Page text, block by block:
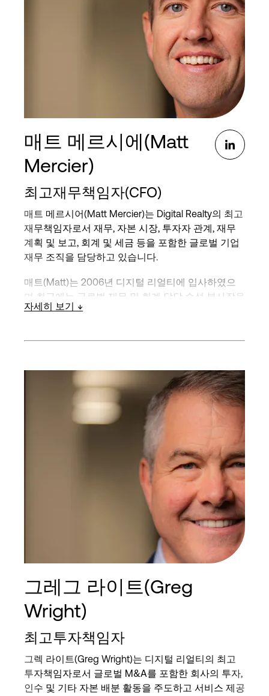
민간 자본 조달과 190억 달러 이상의 인수합병 거래
의 실행을 관리했습니다. 2004년 디지털 리얼티의
기업 공개에 자문을 제공한 수석 인수 팀의 일원이었
으며, 이후 거의 모든 공공 자본 조달에서 수석 관리
Americold Realty Trust(NYSE: COLD)의 이사회에서
감사 및 투자 위원회 위원으로 활동하고 있습니다. 또
한 2024년 7월 1일부로 3년 임기의 The Real Estate
Roundtable의 이사회에 합류했습니다.
Wake Forest University에서 분석 재무학 학사 학위를
취득했습니다.
매트 메르시에(Matt
Mercier)
최고재무책임자(CFO)
매트 메르시어(Matt Mercier)는 Digital Realty의 최고
재무책임자로서 재무, 자본 시장, 투자자 관계, 재무
계획 및 보고, 회계 및 세금 등을 포함한 글로벌 기업
재무 조직을 담당하고 있습니다.
매트(Matt)는 2006년 디지털 리얼티에 입사하였으
며 최근에는 글로벌 재무 및 회계 담당 수석 부사장을
역임하며 기업 계획 및 자본 시장 주도, 통합 프로젝
니다.
자세히 보기
그레그 라이트(Greg
Wright)
최고투자책임자
그렉 라이트(Greg Wright)는 디지털 리얼티의 최고
투자책임자로서 글로벌 M&A를 포함한 회사의 투자,
인수 및 기타 자본 배분 활동을 주도하고 서비스 제공